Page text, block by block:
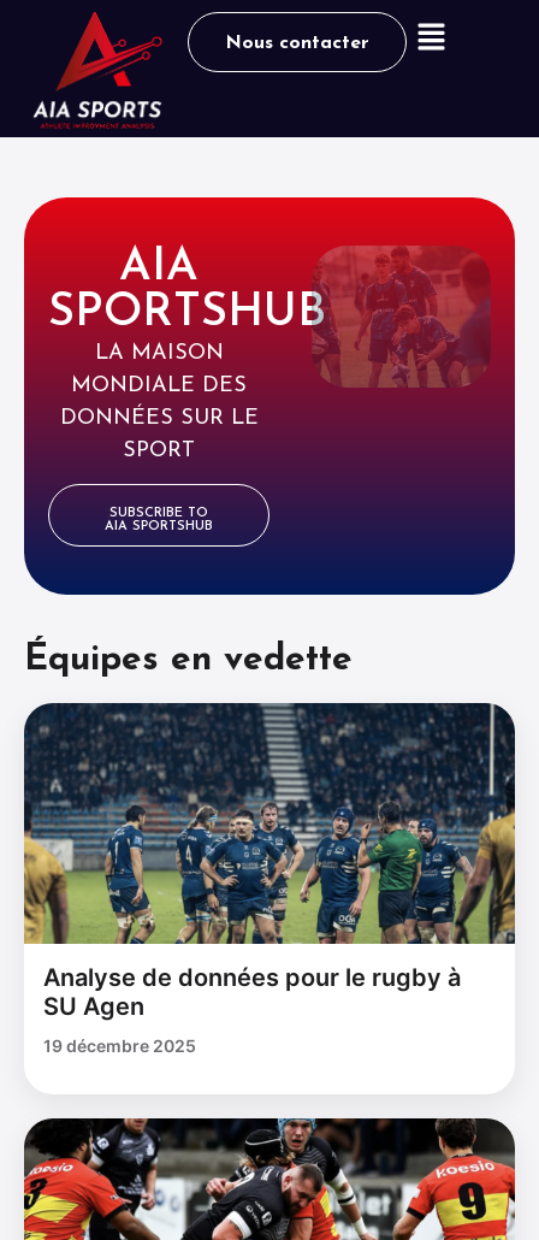
Nous contacter
AIA
SPORTSHUB
LA MAISON
MONDIALE DES
DONNÉES SUR LE
SPORT
SUBSCRIBE TO
AIA SPORTSHUB
Équipes en vedette
Analyse de données pour le rugby à
SU Agen
19 décembre 2025